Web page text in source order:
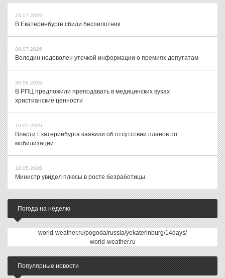
25.07.2026
В Екатеринбурге сбили беспилотник
08.07.2026
Володин недоволен утечкой информации о премиях депутатам
30.06.2026
В РПЦ предложили преподавать в медицинских вузах
христианские ценности
19.05.2026
Власти Екатеринбурга заявили об отсутствии планов по
мобилизации
18.05.2026
Министр увидел плюсы в росте безработицы
Погода на неделю
world-weather.ru/pogoda/russia/yekaterinburg/14days/
world-weather.ru
Популярные новости